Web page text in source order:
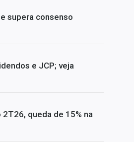
supera consenso
e JCP; veja
queda de 15% na